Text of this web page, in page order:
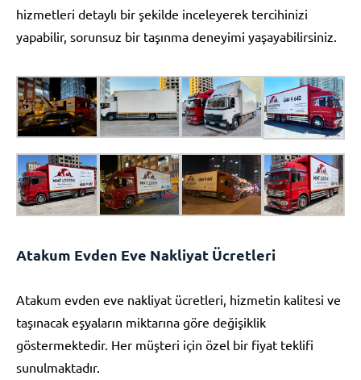
hizmetleri detaylı bir şekilde inceleyerek tercihinizi
yapabilir, sorunsuz bir taşınma deneyimi yaşayabilirsiniz.
Atakum Evden Eve Nakliyat Ücretleri
Atakum evden eve nakliyat ücretleri, hizmetin kalitesi ve
taşınacak eşyaların miktarına göre değişiklik
göstermektedir. Her müşteri için özel bir fiyat teklifi
sunulmaktadır.